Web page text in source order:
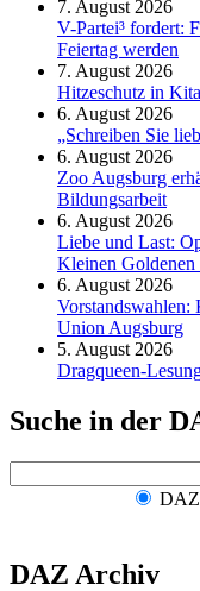
7. August 2026
V-Partei­³ fordert:
Feier­tag werden
7. August 2026
Hitzeschutz in
6. August 2026
„Schreiben Sie
6. August 2026
Zoo Augsburg
Bildungsarbeit
6. August 2026
Liebe und Last:
Kleinen Goldenen
6. August 2026
Vorstandswahlen:
Union Augsburg
5. August 2026
Dragqueen-
Suche in der
DAZ Archiv